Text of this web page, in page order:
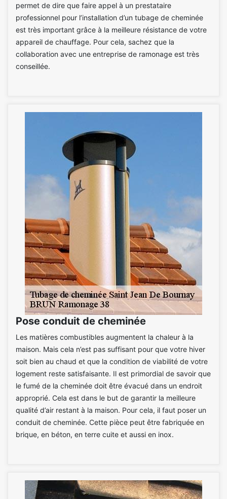
permet de dire que faire appel à un prestataire
professionnel pour l’installation d’un tubage de cheminée
est très important grâce à la meilleure résistance de votre
appareil de chauffage. Pour cela, sachez que la
collaboration avec une entreprise de ramonage est très
conseillée.
Pose conduit de cheminée
Les matières combustibles augmentent la chaleur à la
maison. Mais cela n’est pas suffisant pour que votre hiver
soit bien au chaud et que la condition de viabilité de votre
logement reste satisfaisante. Il est primordial de savoir que
le fumé de la cheminée doit être évacué dans un endroit
approprié. Cela est dans le but de garantir la meilleure
qualité d’air restant à la maison. Pour cela, il faut poser un
conduit de cheminée. Cette pièce peut être fabriquée en
brique, en béton, en terre cuite et aussi en inox.